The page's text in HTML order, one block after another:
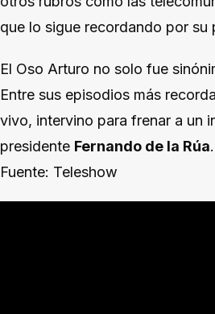
que lo sigue recordando por su
El Oso Arturo no solo fue
Entre sus episodios más
vivo, intervino para frenar a un
presidente Fernando de la Rúa
Fuente: Teleshow